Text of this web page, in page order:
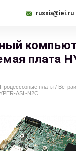
russia@iei.ru
плата
Процессорные платы /
ASL-N2C